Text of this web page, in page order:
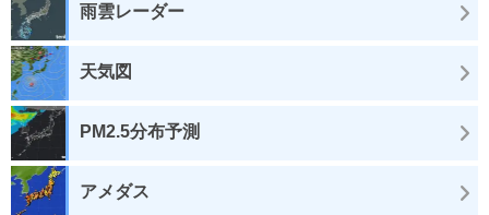
雨雲レーダー
天気図
PM2.5分布予測
アメダス